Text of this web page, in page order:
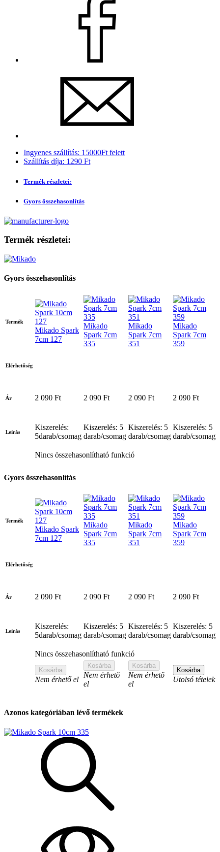
Ingyenes szállítás: 15000Ft felett
Szállítás díja: 1290 Ft
Termék részletei:
Gyors összehasonlítás
Termék részletei:
Gyors összehasonlítás
Termék
Mikado Spark
7cm 127
Mikado
Spark 7cm
335
Mikado
Spark 7cm
351
Mikado
Spark 7cm
359
Elérhetőség
Ár 2 090 Ft 2 090 Ft 2 090 Ft 2 090 Ft
Leírás
Kiszerelés:
5darab/csomag
Kiszerelés: 5
darab/csomag
Kiszerelés: 5
darab/csomag
Kiszerelés: 5
darab/csomag
Nincs összehasonlítható funkció
Gyors összehasonlítás
Termék
Mikado Spark
7cm 127
Mikado
Spark 7cm
335
Mikado
Spark 7cm
351
Mikado
Spark 7cm
359
Elérhetőség
Ár 2 090 Ft 2 090 Ft 2 090 Ft 2 090 Ft
Leírás
Kiszerelés:
5darab/csomag
Kiszerelés: 5
darab/csomag
Kiszerelés: 5
darab/csomag
Kiszerelés: 5
darab/csomag
Nincs összehasonlítható funkció
Kosárba
Nem érhető el
Kosárba
Nem érhető
el
Kosárba
Nem érhető
el
Kosárba
Utolsó tételek
Azonos kategóriában lévő termékek